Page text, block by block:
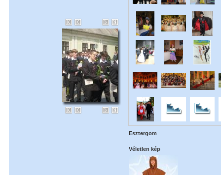
Esztergom
Véletlen kép